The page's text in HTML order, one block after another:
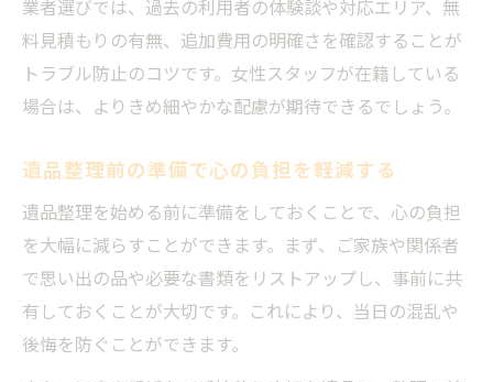
業者選びでは、過去の利用者の体験談や対応エリア、無
料見積もりの有無、追加費用の明確さを確認することが
トラブル防止のコツです。女性スタッフが在籍している
場合は、よりきめ細やかな配慮が期待できるでしょう。
遺品整理前の準備で心の負担を軽減する
遺品整理を始める前に準備をしておくことで、心の負担
を大幅に減らすことができます。まず、ご家族や関係者
で思い出の品や必要な書類をリストアップし、事前に共
有しておくことが大切です。これにより、当日の混乱や
後悔を防ぐことができます。